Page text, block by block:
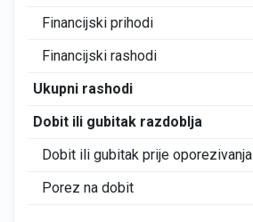
Financijski prihodi
Financijski rashodi
Ukupni rashodi
Dobit ili gubitak razdoblja
Dobit ili gubitak prije oporezivanja
Porez na dobit